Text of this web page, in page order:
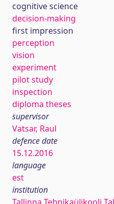
cognitive science
decision-making
first impression
perception
vision
experiment
pilot study
inspection
diploma theses
supervisor
Vatsar, Raul
defence date
15.12.2016
language
est
institution